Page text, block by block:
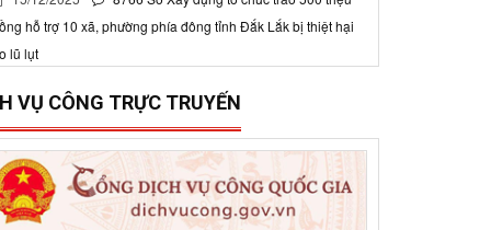
Xây dựng tổ chức trao 500 triệu đồng hỗ trợ 10
phường phía đông tỉnh Đắk Lắk bị thiệt hại do lũ
VỤ CÔNG TRỰC TRUYẾN